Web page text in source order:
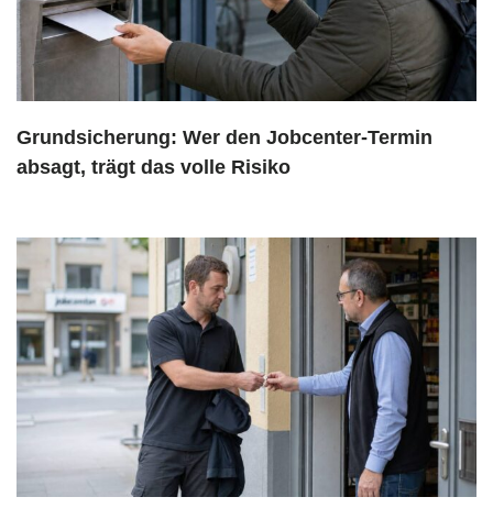
Grundsicherung: Wer den Jobcenter-Termin
absagt, trägt das volle Risiko